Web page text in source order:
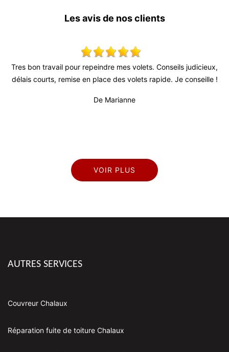
Les avis de nos clients
mes volets. Conseils judicieux,
en place des volets rapide. Je conseille !
Très bon relationnel,
fiable (surtout au vu
VOIR PLUS
AUTRES SERVICES
Couvreur Chalaux
Réparation fuite de toiture Chalaux